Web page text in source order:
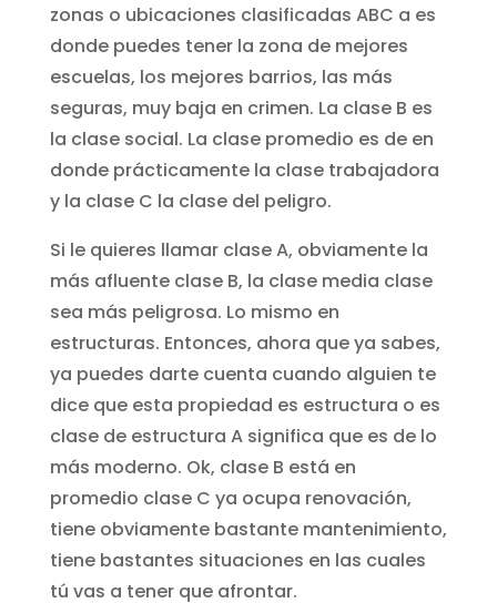
zonas o ubicaciones clasificadas ABC a es
donde puedes tener la zona de mejores
escuelas, los mejores barrios, las más
seguras, muy baja en crimen. La clase B es
la clase social. La clase promedio es de en
donde prácticamente la clase trabajadora
y la clase C la clase del peligro.
Si le quieres llamar clase A, obviamente la
más afluente clase B, la clase media clase
sea más peligrosa. Lo mismo en
estructuras. Entonces, ahora que ya sabes,
ya puedes darte cuenta cuando alguien te
dice que esta propiedad es estructura o es
clase de estructura A significa que es de lo
más moderno. Ok, clase B está en
promedio clase C ya ocupa renovación,
tiene obviamente bastante mantenimiento,
tiene bastantes situaciones en las cuales
tú vas a tener que afrontar.